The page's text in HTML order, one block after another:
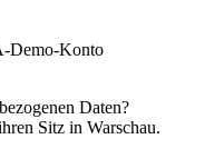
Demo-Konto
Daten?
Sitz in Warschau.